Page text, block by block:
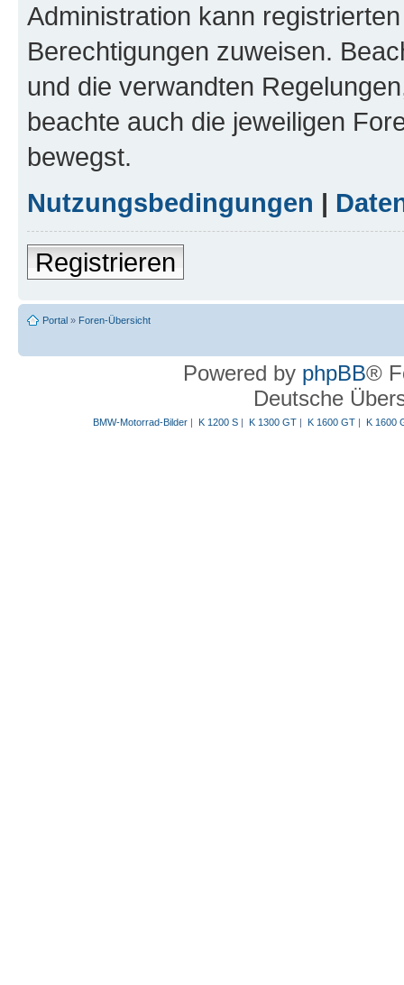
Administration kann
Berechtigungen zuweisen.
und die verwandten
beachte auch die jeweiligen
bewegst.
Nutzungsbedingungen |
Registrieren
Portal » Foren-Übersicht
Powered by phpBB®
Deutsche
BMW-Motorrad-Bilder| K 1200 S| K 1300 GT| K 1600 GT| K 1600